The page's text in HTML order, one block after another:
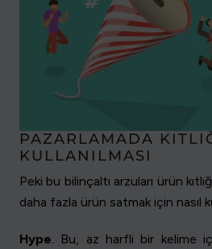
PAZARLAMADA
KULLANILMASI
Peki bu bilinçaltı arzuları ürün
daha fazla ürün satmak için nasıl
Hype. Bu, az harfli bir kelime